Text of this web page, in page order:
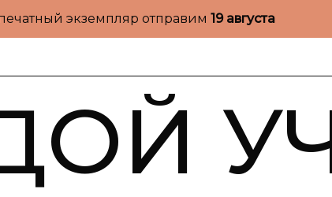
экземпляр отправим 19 августа